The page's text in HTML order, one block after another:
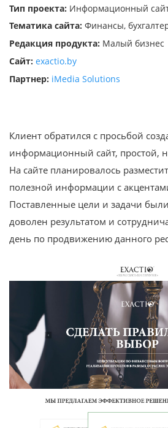
Забыли свой
Тип проекта: Информационный
Тематика сайта: Финансы,
Редакция продукта: Малый бизнес
Сайт: exactio.by
Партнер: iMedia Solutions
Клиент обратился с просьбой
информационный сайт, простой,
На сайте планировалось
полезной информации с
Поставленные цели и задачи
доволен результатом и
день по продвижению данного